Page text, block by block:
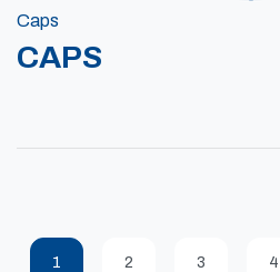
Caps
CAPS
1 2 3 4